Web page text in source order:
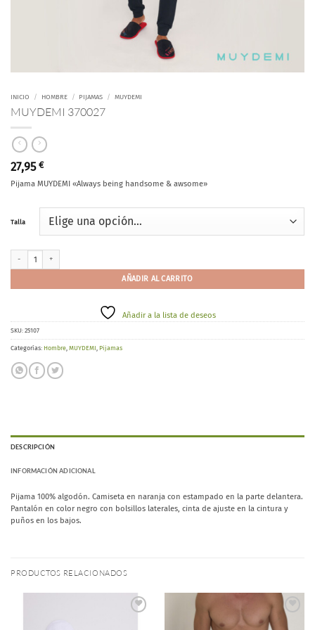
INICIO / HOMBRE / PIJAMAS / MUYDEMI
MUYDEMI 370027
27,95 €
Pijama MUYDEMI «Always being handsome & awsome»
Talla
AÑADIR AL CARRITO
Añadir a la lista de deseos
SKU: 25107
Categorías: Hombre MUYDEMI Pijamas
DESCRIPCIÓN
INFORMACIÓN ADICIONAL
Pijama 100% algodón. Camiseta en naranja con estampado en la parte delantera.
Pantalón en color negro con bolsillos laterales, cinta de ajuste en la cintura y
puños en los bajos.
PRODUCTOS RELACIONADOS
Añadir
a la